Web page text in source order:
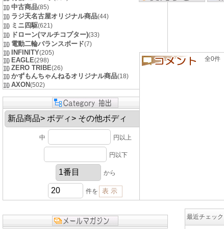
中古商品(85)
ラジ天名古屋オリジナル商品(44)
ミニ四駆(621)
ドローン(マルチコプター)(33)
電動二輪バランスボード(7)
INFINITY(205)
EAGLE(298)
ZERO TRIBE(26)
かずもんちゃんねるオリジナル商品(18)
AXON(502)
中 円以上
円以下
から
件を
全0件
最近チェッ